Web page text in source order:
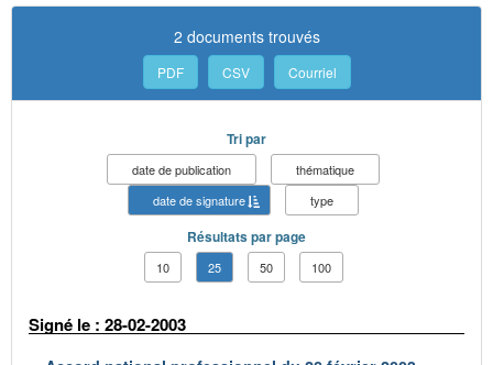
2 documents trouvés
PDF CSV Courriel
Tri par
date de publication
thématique
date de signature
type
Résultats par page
10 25 50 100
Signé le : 28-02-2003